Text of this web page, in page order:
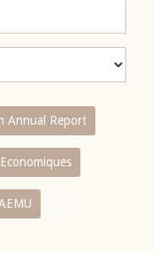
Annual Report